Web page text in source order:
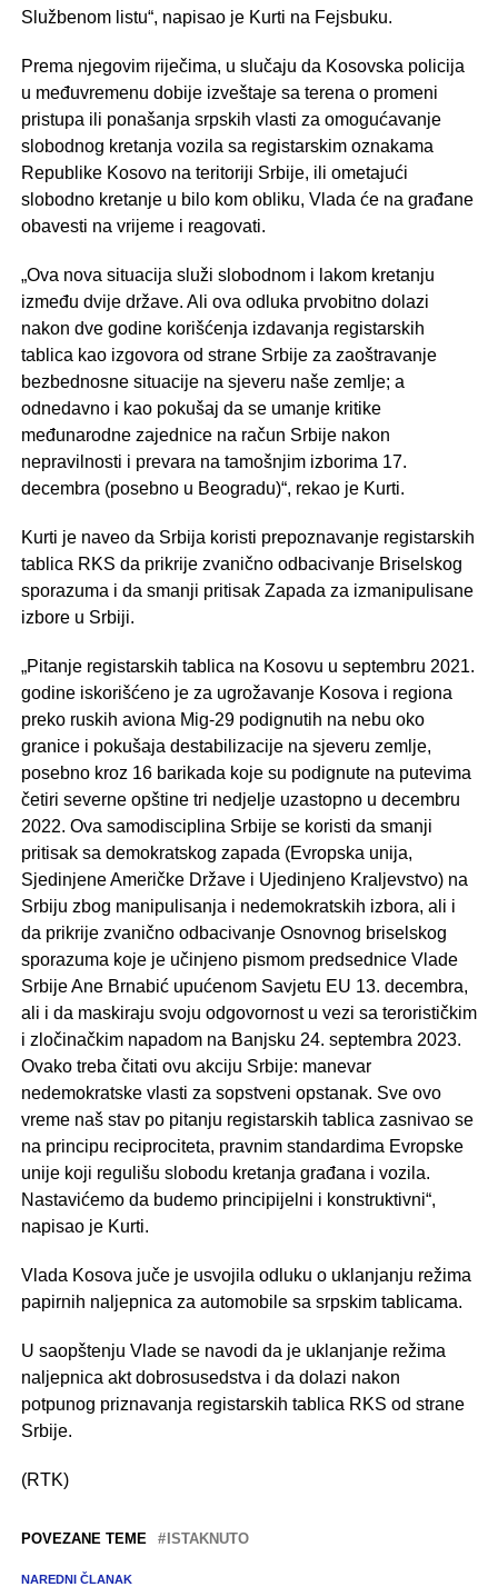
Službenom listu“, napisao je Kurti na Fejsbuku.
Prema njegovim riječima, u slučaju da Kosovska policija
u međuvremenu dobije izveštaje sa terena o promeni
pristupa ili ponašanja srpskih vlasti za omogućavanje
slobodnog kretanja vozila sa registarskim oznakama
Republike Kosovo na teritoriji Srbije, ili ometajući
slobodno kretanje u bilo kom obliku, Vlada će na građane
obavesti na vrijeme i reagovati.
„Ova nova situacija služi slobodnom i lakom kretanju
između dvije države. Ali ova odluka prvobitno dolazi
nakon dve godine korišćenja izdavanja registarskih
tablica kao izgovora od strane Srbije za zaoštravanje
bezbednosne situacije na sjeveru naše zemlje; a
odnedavno i kao pokušaj da se umanje kritike
međunarodne zajednice na račun Srbije nakon
nepravilnosti i prevara na tamošnjim izborima 17.
decembra (posebno u Beogradu)“, rekao je Kurti.
Kurti je naveo da Srbija koristi prepoznavanje registarskih
tablica RKS da prikrije zvanično odbacivanje Briselskog
sporazuma i da smanji pritisak Zapada za izmanipulisane
izbore u Srbiji.
„Pitanje registarskih tablica na Kosovu u septembru 2021.
godine iskorišćeno je za ugrožavanje Kosova i regiona
preko ruskih aviona Mig-29 podignutih na nebu oko
granice i pokušaja destabilizacije na sjeveru zemlje,
posebno kroz 16 barikada koje su podignute na putevima
četiri severne opštine tri nedjelje uzastopno u decembru
2022. Ova samodisciplina Srbije se koristi da smanji
pritisak sa demokratskog zapada (Evropska unija,
Sjedinjene Američke Države i Ujedinjeno Kraljevstvo) na
Srbiju zbog manipulisanja i nedemokratskih izbora, ali i
da prikrije zvanično odbacivanje Osnovnog briselskog
sporazuma koje je učinjeno pismom predsednice Vlade
Srbije Ane Brnabić upućenom Savjetu EU 13. decembra,
ali i da maskiraju svoju odgovornost u vezi sa terorističkim
i zločinačkim napadom na Banjsku 24. septembra 2023.
Ovako treba čitati ovu akciju Srbije: manevar
nedemokratske vlasti za sopstveni opstanak. Sve ovo
vreme naš stav po pitanju registarskih tablica zasnivao se
na principu reciprociteta, pravnim standardima Evropske
unije koji regulišu slobodu kretanja građana i vozila.
Nastavićemo da budemo principijelni i konstruktivni“,
napisao je Kurti.
Vlada Kosova juče je usvojila odluku o uklanjanju režima
papirnih naljepnica za automobile sa srpskim tablicama.
U saopštenju Vlade se navodi da je uklanjanje režima
naljepnica akt dobrosusedstva i da dolazi nakon
potpunog priznavanja registarskih tablica RKS od strane
Srbije.
(RTK)
POVEZANE TEME ISTAKNUTO
NAREDNI ČLANAK